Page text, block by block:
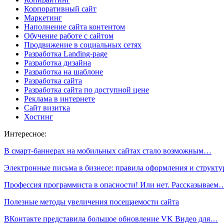
Корпоративный сайт
Маркетинг
Наполнение сайта контентом
Обучение работе с сайтом
Продвижение в социальных сетях
Разработка Landing-page
Разработка дизайна
Разработка на шаблоне
Разработка сайта
Разработка сайта по доступной цене
Реклама в интернете
Сайт визитка
Хостинг
Интересное:
В смарт-баннерах на мобильных сайтах стало возможным…
Электронные письма в бизнесе: правила оформления и
Профессия программиста в опасности! Или нет.
Полезные методы увеличения посещаемости сайта
ВКонтакте представила большое обновление VK Видео для…